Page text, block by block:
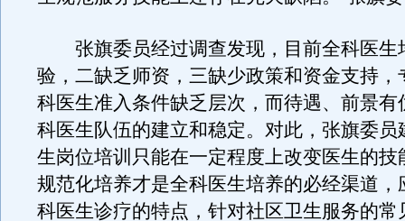
张旗委员经过调查发现，目前全科医生
验，二缺乏师资，三缺少政策和资金支持，
科医生准入条件缺乏层次，而待遇、前景有
科医生队伍的建立和稳定。对此，张旗委员
生岗位培训只能在一定程度上改变医生的技
规范化培养才是全科医生培养的必经渠道，
科医生诊疗的特点，针对社区卫生服务的常